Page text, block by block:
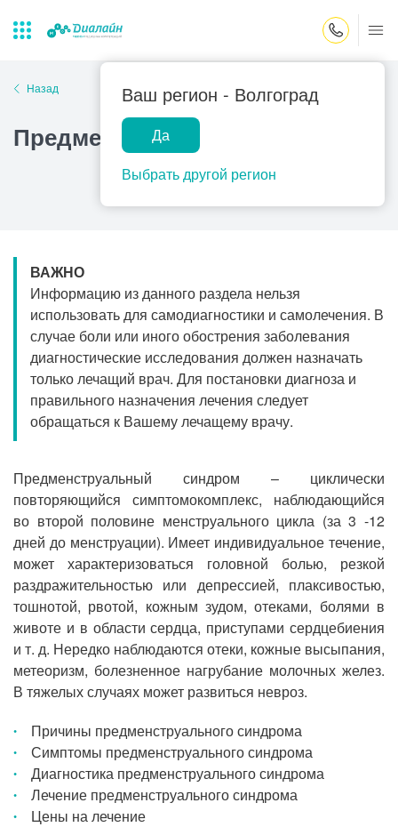
Ваш регион - Волгоград
Да
Выбрать другой регион
Лаборатории
Центр помощи
на дому
Закрыть поиск
Популярные запросы
Прием гинеколога
Прием гастроэнтеролога
Прием офтальмолога
Прием уролога
Прием хирурга
Прием кардиолога
Назад
Предменструальный синдром
ВАЖНО
Информацию из данного раздела нельзя
использовать для самодиагностики и самолечения. В
случае боли или иного обострения заболевания
диагностические исследования должен назначать
только лечащий врач. Для постановки диагноза и
правильного назначения лечения следует
обращаться к Вашему лечащему врачу.
Предменструальный синдром – циклически
повторяющийся симптомокомплекс, наблюдающийся
во второй половине менструального цикла (за 3 -12
дней до менструации). Имеет индивидуальное течение,
может характеризоваться головной болью, резкой
раздражительностью или депрессией, плаксивостью,
тошнотой, рвотой, кожным зудом, отеками, болями в
животе и в области сердца, приступами сердцебиения
и т. д. Нередко наблюдаются отеки, кожные высыпания,
метеоризм, болезненное нагрубание молочных желез.
В тяжелых случаях может развиться невроз.
Причины предменструального синдрома
Симптомы предменструального синдрома
Диагностика предменструального синдрома
Лечение предменструального синдрома
Цены на лечение